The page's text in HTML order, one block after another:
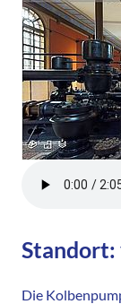
Standort:
Die